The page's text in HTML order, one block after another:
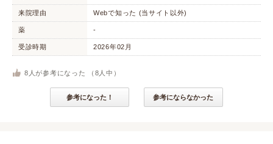
来院理由 Webで知った (当サイト以外)
薬 -
受診時期 2026年02月
8 人が参考になった （ 8 人中）
参考になった！ 参考にならなかった